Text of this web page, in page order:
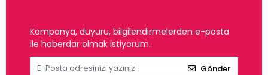
Kampanya, duyuru, bilgilendirmelerden e-posta
ile haberdar olmak istiyorum.
Gönder